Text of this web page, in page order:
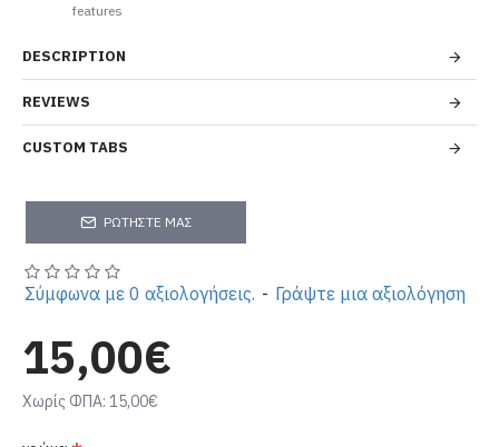
features
DESCRIPTION
REVIEWS
CUSTOM TABS
ΡΩΤΉΣΤΕ ΜΑΣ
Σύμφωνα με 0 αξιολογήσεις. - Γράψτε μια αξιολόγηση
15,00€
Χωρίς ΦΠΑ: 15,00€